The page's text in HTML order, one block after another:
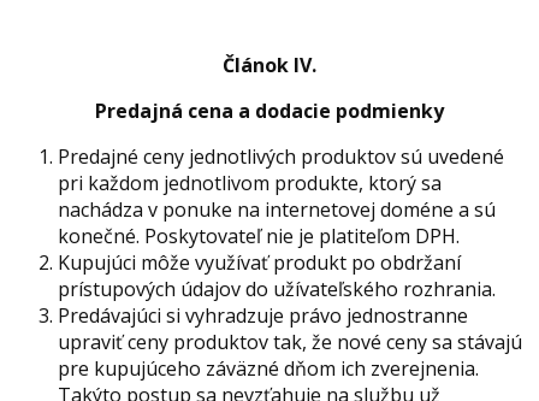
Článok IV.
Predajná cena a dodacie podmienky
Predajné ceny jednotlivých produktov sú uvedené
pri každom jednotlivom produkte, ktorý sa
nachádza v ponuke na internetovej doméne a sú
konečné. Poskytovateľ nie je platiteľom DPH.
Kupujúci môže využívať produkt po obdržaní
prístupových údajov do užívateľského rozhrania.
Predávajúci si vyhradzuje právo jednostranne
upraviť ceny produktov tak, že nové ceny sa stávajú
pre kupujúceho záväzné dňom ich zverejnenia.
Takýto postup sa nevzťahuje na službu už